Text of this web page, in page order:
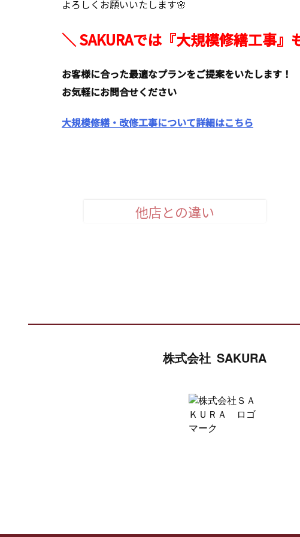
よろしくお願いいたします🌸
＼ SAKURAでは『大規模修繕工事』
お客様に合った最適なプランをご提案をいたします！
お気軽にお問合せください
大規模修繕・改修工事について詳細はこちら
他店との違い
株式会社 SAKURA